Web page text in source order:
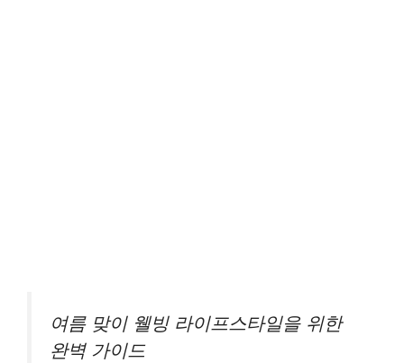
여름 맞이 웰빙 라이프스타일을 위한
완벽 가이드